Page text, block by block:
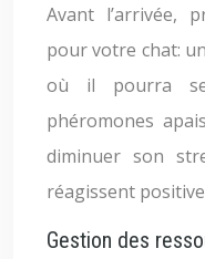
Avant l’arrivée,
pour votre chat:
où il pourra se
phéromones
diminuer son
réagissent
Gestion des